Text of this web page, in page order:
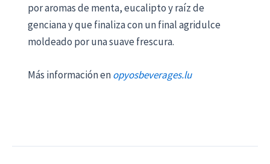
por aromas de menta, eucalipto y raíz de
genciana y que finaliza con un final agridulce
moldeado por una suave frescura.
Más información enopyosbeverages.lu